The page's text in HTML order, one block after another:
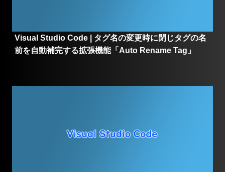
Visual Studio Code | タグ名の変更時に閉じタグの名
前を自動補完する拡張機能「Auto Rename Tag」